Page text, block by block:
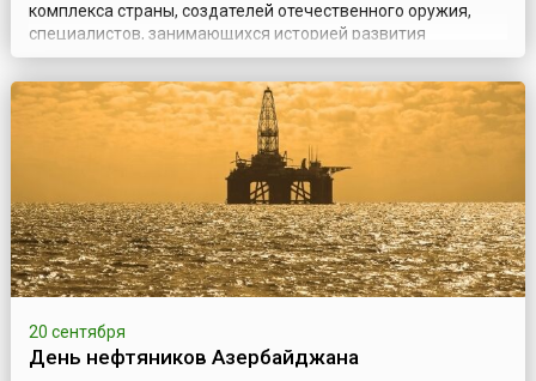
комплекса страны, создателей отечественного оружия,
специалистов, занимающихся историей развития
оружейного дела, сохранением и приумножением славных
традиций русского оружия. Он появился в России в 2010
году, благодаря, пожалуй, самому известному оружейнику
современности — Михаилу Тимофеевичу К...
20 сентября
День нефтяников Азербайджана